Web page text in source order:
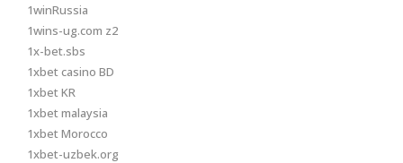
1winRussia
1wins-ug.com z2
1x-bet.sbs
1xbet casino BD
1xbet KR
1xbet malaysia
1xbet Morocco
1xbet-uzbek.org